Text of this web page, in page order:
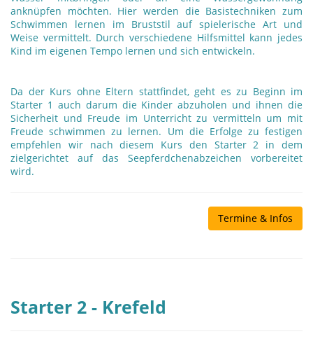
anknüpfen möchten. Hier werden die Basistechniken zum
Schwimmen lernen im Bruststil auf spielerische Art und
Weise vermittelt. Durch verschiedene Hilfsmittel kann jedes
Kind im eigenen Tempo lernen und sich entwickeln.
Da der Kurs ohne Eltern stattfindet, geht es zu Beginn im
Starter 1 auch darum die Kinder abzuholen und ihnen die
Sicherheit und Freude im Unterricht zu vermitteln um mit
Freude schwimmen zu lernen. Um die Erfolge zu festigen
empfehlen wir nach diesem Kurs den Starter 2 in dem
zielgerichtet auf das Seepferdchenabzeichen vorbereitet
wird.
Termine & Infos
Starter 2 - Krefeld